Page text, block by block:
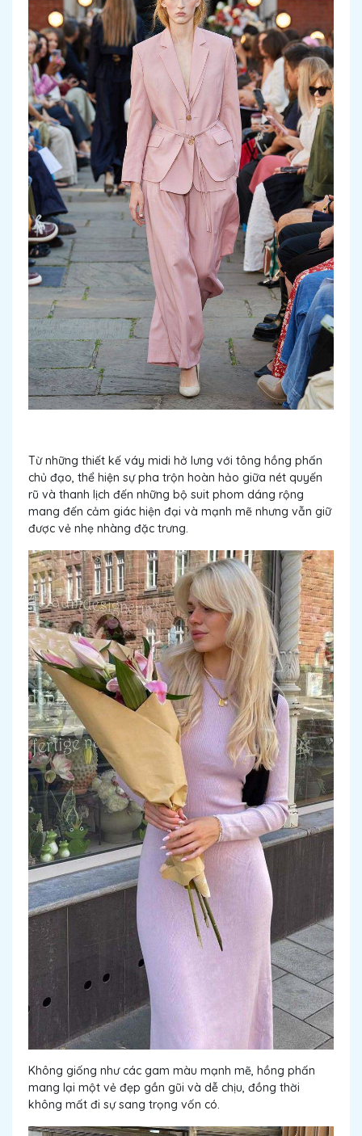
Từ những thiết kế váy midi hở lưng với tông hồng phấn
chủ đạo, thể hiện sự pha trộn hoàn hảo giữa nét quyến
rũ và thanh lịch đến những bộ suit phom dáng rộng
mang đến cảm giác hiện đại và mạnh mẽ nhưng vẫn giữ
được vẻ nhẹ nhàng đặc trưng.
Không giống như các gam màu mạnh mẽ, hồng phấn
mang lại một vẻ đẹp gần gũi và dễ chịu, đồng thời
không mất đi sự sang trọng vốn có.